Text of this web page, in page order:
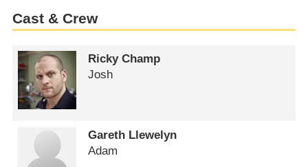
Cast & Crew
Ricky Champ
Josh
Gareth Llewelyn
Adam